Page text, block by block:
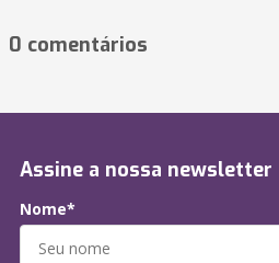
0 comentários
Assine a nossa newsletter
Nome*